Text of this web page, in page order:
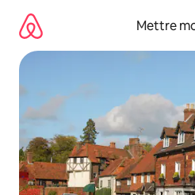
directement
contenu
Mettre